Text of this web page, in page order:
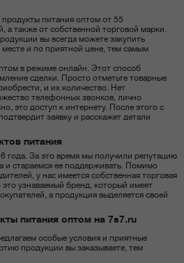
питания оптом от 55
а также от собственной торговой марки.
вы всегда можете закупить
и по приятной цене, тем самым
в режиме онлайн. Этот способ
сделки. Просто отметьте товарные
и их количество. Нет
телефонных звонков, лично
это доступ к интернету. После этого с
заявку и расскажет детали
питания
года. За это время мы получили репутацию
и стараемся ее поддерживать. Помимо
у нас имеется собственная торговая
узнаваемый бренд, который имеет
а продукция выделяется своей
питания оптом на 7s7.ru
особые условия и приятные
продукции вы заказываете, тем